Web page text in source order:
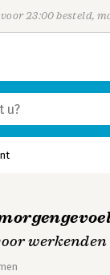
23:00 besteld,
werkenden